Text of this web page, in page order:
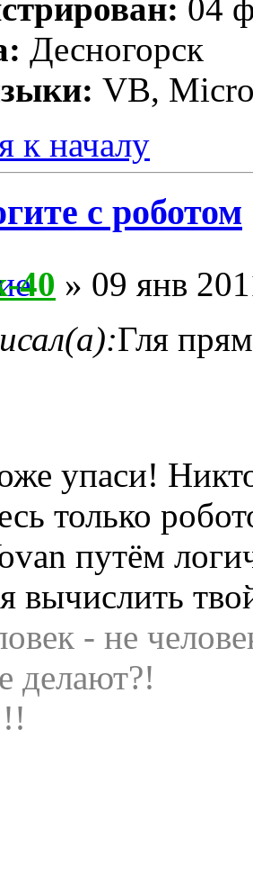
04
Десногорск
VB,
к началу
с роботом
40 » 09 янв
Гля
упаси!
только
путём
вычислить
- не
делают?!